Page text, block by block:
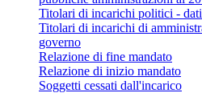
Titolari di incarichi politici -
Titolari di incarichi di
governo
Relazione di fine mandato
Relazione di inizio mandato
Soggetti cessati dall'incarico